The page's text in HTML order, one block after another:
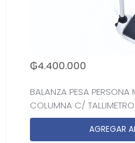
₲4.400.000
BALANZA PESA
COLUMNA C/
AGREGAR